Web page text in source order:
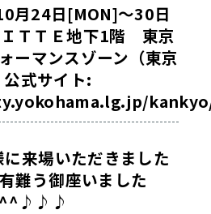
月24日[MON]～30日
ＴＴＥ地下1階 東京
ーマンスゾーン（東京
公式サイト:
来場いただきました
う御座いました